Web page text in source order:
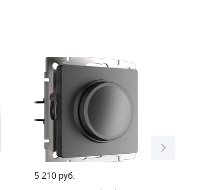
5 210 руб.